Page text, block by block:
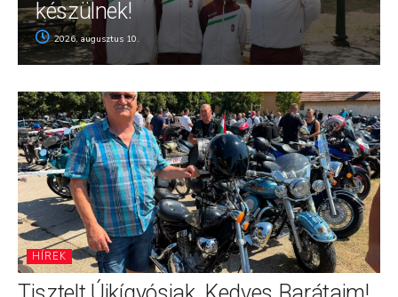
készülnek!
2026. augusztus 10.
HÍREK